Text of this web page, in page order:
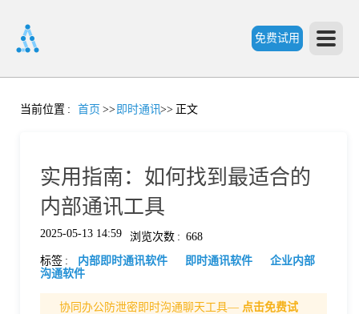
免费试用
首
当前位置 : 首页 >> 即时通讯>> 正文
实用指南：如何找到最适合的
内部通讯工具
2025-05-13 14:59 浏览次数 : 668
标签 : 内部即时通讯软件 即时通讯软件
企业内部
沟通软件
协同办公防泄密即时沟通聊天工具— 点击免费试